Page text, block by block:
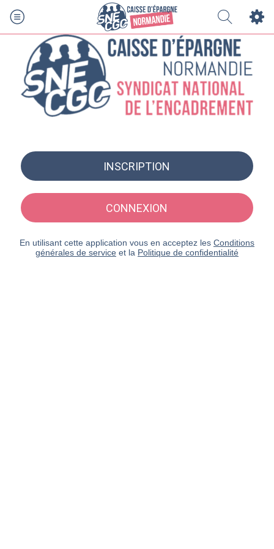
INSCRIPTION
CONNEXION
En utilisant cette application vous en acceptez les Conditions
générales de service et la Politique de confidentialité